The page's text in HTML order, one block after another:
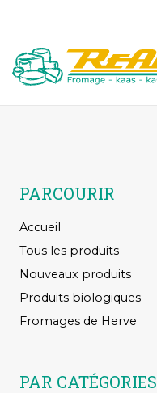
PARCOURIR
Accueil
Tous les produits
Nouveaux produits
Produits biologiques
Fromages de Herve
PAR CATÉGORIES